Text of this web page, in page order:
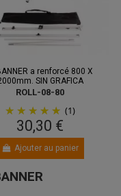
a renforcé 800 X
SIN GRAFICA
ROLL-08-80
(1)
30,30 €
Ajouter au panier